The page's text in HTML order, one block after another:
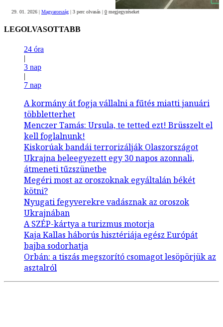
29. 01. 2026 | Magyarország | 3 perc olvasás | 0 megjegyzéseket
LEGOLVASOTTABB
24 óra
|
3 nap
|
7 nap